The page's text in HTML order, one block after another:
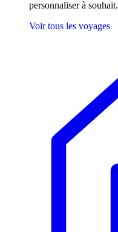
personnaliser à souhait.
Voir tous les voyages